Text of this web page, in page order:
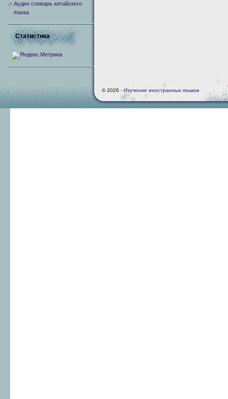
Аудио словарь китайского
языка
Статистика
© 2026 - Изучение иностранных языков